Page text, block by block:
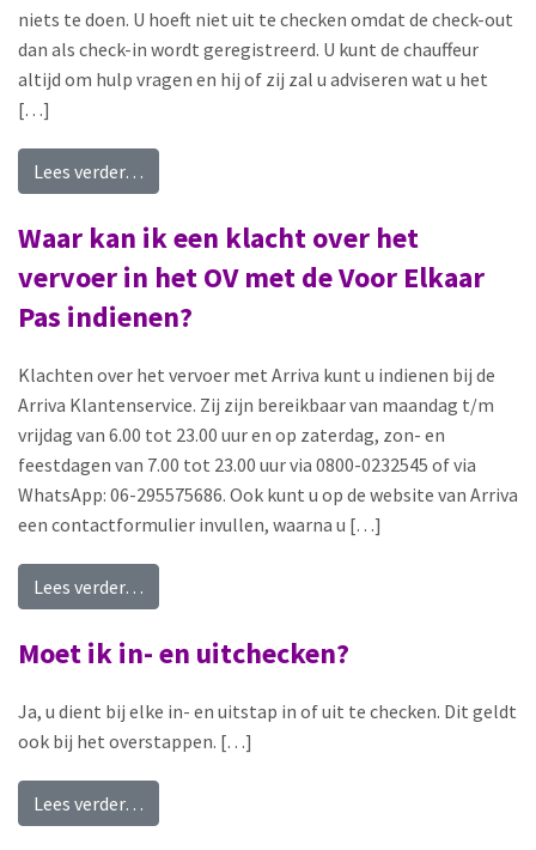
niets te doen. U hoeft niet uit te checken omdat de check-out
dan als check-in wordt geregistreerd. U kunt de chauffeur
altijd om hulp vragen en hij of zij zal u adviseren wat u het
[…]
Lees verder…
Waar kan ik een klacht over het
vervoer in het OV met de Voor Elkaar
Pas indienen?
Klachten over het vervoer met Arriva kunt u indienen bij de
Arriva Klantenservice. Zij zijn bereikbaar van maandag t/m
vrijdag van 6.00 tot 23.00 uur en op zaterdag, zon- en
feestdagen van 7.00 tot 23.00 uur via 0800-0232545 of via
WhatsApp: 06-295575686. Ook kunt u op de website van Arriva
een contactformulier invullen, waarna u […]
Lees verder…
Moet ik in- en uitchecken?
Ja, u dient bij elke in- en uitstap in of uit te checken. Dit geldt
ook bij het overstappen. […]
Lees verder…